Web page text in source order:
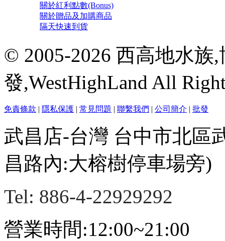
關於紅利點數(Bonus)
關於贈品及加購商品
隔天快速到貨
© 2005-2026 西高地水族
發,WestHighLand All
免責條款 | 隱私保護 | 常見問題 | 聯繫我們 | 公司簡介 | 批發
武昌店-台灣 台中市北區
昌路內:大榕樹停車場旁)
Tel: 886-4-22929292
營業時間:12:00~21:00